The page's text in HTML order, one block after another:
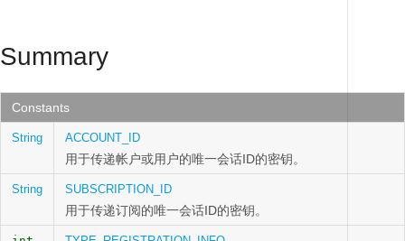
Summary
Constants
String ACCOUNT_ID
用于传递帐户或用户的唯一会话ID的密钥。
String SUBSCRIPTION_ID
用于传递订阅的唯一会话ID的密钥。